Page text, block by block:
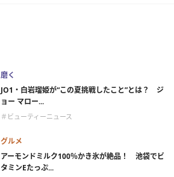
磨く
JO1・白岩瑠姫が“この夏挑戦したこと”とは？ ジ
ョー マロー...
＃ビューティーニュース
グルメ
アーモンドミルク100％かき氷が絶品！ 池袋でビ
タミンEたっぷ...